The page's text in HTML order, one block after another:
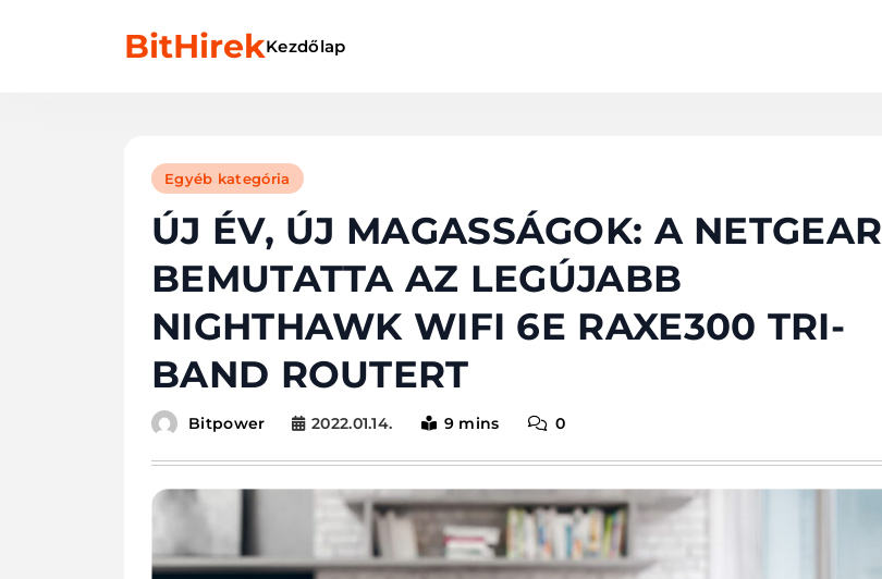
BitHirekKezdőlap
Egyéb kategória
ÚJ ÉV, ÚJ MAGASSÁGOK: A NETGEAR
BEMUTATTA AZ LEGÚJABB
NIGHTHAWK WIFI 6E RAXE300 TRI-
BAND ROUTERT
Bitpower 2022.01.14. 9 mins 0